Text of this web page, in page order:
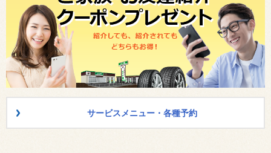
サービスメニュー・各種予約